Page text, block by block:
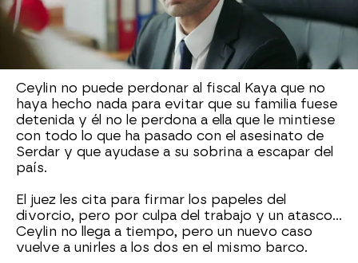
Parece que no hay vuelta a atrás. Ceylin le ha
entregado a Ilgaz los papeles de divorcio. La
joven no puede más y cree que ya nos hay nada
que pueda salvar su relación.
Ceylin no puede perdonar al fiscal Kaya que no
haya hecho nada para evitar que su familia fuese
detenida y él no le perdona a ella que le mintiese
con todo lo que ha pasado con el asesinato de
Serdar y que ayudase a su sobrina a escapar del
país.
El juez les cita para firmar los papeles del
divorcio, pero por culpa del trabajo y un atasco…
Ceylin no llega a tiempo, pero un nuevo caso
vuelve a unirles a los dos en el mismo barco.